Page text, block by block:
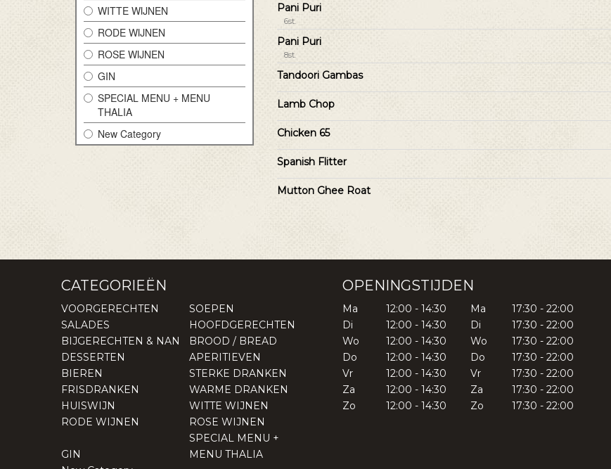
WITTE WIJNEN
RODE WIJNEN
ROSE WIJNEN
GIN
SPECIAL MENU + MENU
THALIA
New Category
Pani Puri
6st.
Pani Puri
8st.
Tandoori Gambas
Lamb Chop
Chicken 65
Spanish Flitter
Mutton Ghee Roat
CATEGORIEËN
VOORGERECHTEN
SOEPEN
SALADES
HOOFDGERECHTEN
BIJGERECHTEN & NAN
BROOD / BREAD
DESSERTEN
APERITIEVEN
BIEREN
STERKE DRANKEN
FRISDRANKEN
WARME DRANKEN
HUISWIJN
WITTE WIJNEN
RODE WIJNEN
ROSE WIJNEN
GIN
SPECIAL MENU +
MENU THALIA
OPENINGSTIJDEN
Ma 12:00 - 14:30 Ma
17:30 - 22:00
Di
12:00 - 14:30 Di
17:30 - 22:00
Wo
12:00 - 14:30 Wo
17:30 - 22:00
Do
12:00 - 14:30 Do
17:30 - 22:00
Vr
12:00 - 14:30 Vr
17:30 - 22:00
Za
12:00 - 14:30 Za
17:30 - 22:00
Zo
12:00 - 14:30 Zo 17:30 - 22:00